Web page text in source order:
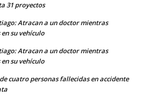
31 proyectos
Atracan a un doctor mientras
su vehículo
Atracan a un doctor mientras
su vehículo
cuatro personas fallecidas en accidente